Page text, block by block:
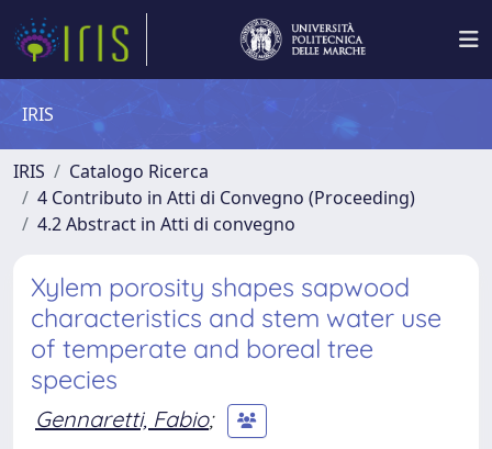
IRIS
IRIS
Catalogo Ricerca
4 Contributo in Atti di Convegno (Proceeding)
4.2 Abstract in Atti di convegno
Xylem porosity shapes sapwood
characteristics and stem water use
of temperate and boreal tree
species
Gennaretti, Fabio;